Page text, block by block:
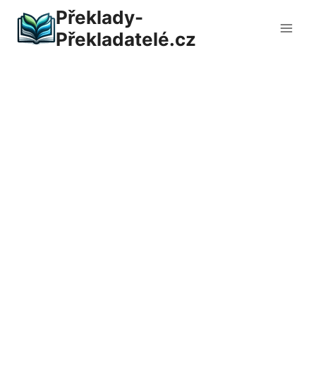
obsah
Překlady-
Překladatelé.cz